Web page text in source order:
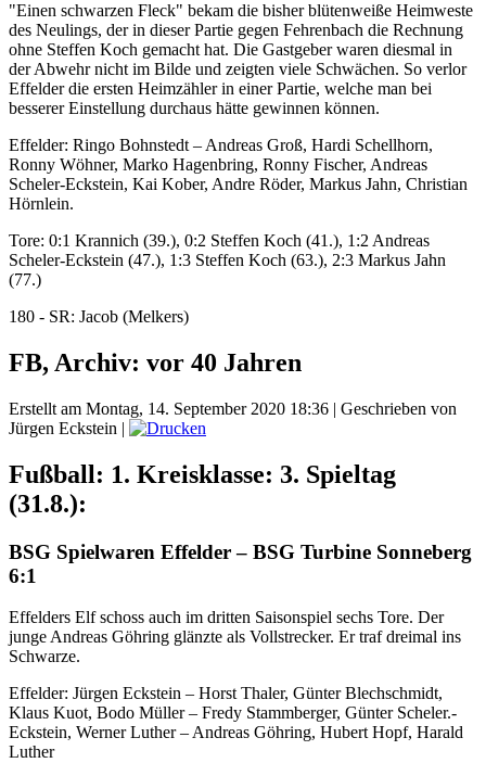
"Einen schwarzen Fleck" bekam die bisher blütenweiße Heimweste
des Neulings, der in dieser Partie gegen Fehrenbach die Rechnung
ohne Steffen Koch gemacht hat. Die Gastgeber waren diesmal in
der Abwehr nicht im Bilde und zeigten viele Schwächen. So verlor
Effelder die ersten Heimzähler in einer Partie, welche man bei
besserer Einstellung durchaus hätte gewinnen können.
Effelder: Ringo Bohnstedt – Andreas Groß, Hardi Schellhorn,
Ronny Wöhner, Marko Hagenbring, Ronny Fischer, Andreas
Scheler-Eckstein, Kai Kober, Andre Röder, Markus Jahn, Christian
Hörnlein.
Tore: 0:1 Krannich (39.), 0:2 Steffen Koch (41.), 1:2 Andreas
Scheler-Eckstein (47.), 1:3 Steffen Koch (63.), 2:3 Markus Jahn
(77.)
180 - SR: Jacob (Melkers)
FB, Archiv: vor 40 Jahren
Erstellt am Montag, 14. September 2020 18:36 | Geschrieben von
Jürgen Eckstein |
Fußball: 1. Kreisklasse: 3. Spieltag
(31.8.):
BSG Spielwaren Effelder – BSG Turbine Sonneberg
6:1
Effelders Elf schoss auch im dritten Saisonspiel sechs Tore. Der
junge Andreas Göhring glänzte als Vollstrecker. Er traf dreimal ins
Schwarze.
Effelder: Jürgen Eckstein – Horst Thaler, Günter Blechschmidt,
Klaus Kuot, Bodo Müller – Fredy Stammberger, Günter Scheler.-
Eckstein, Werner Luther – Andreas Göhring, Hubert Hopf, Harald
Luther